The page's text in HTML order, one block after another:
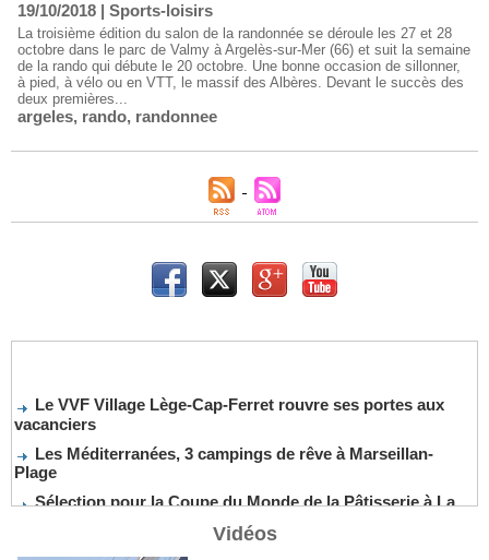
19/10/2018 | Sports-loisirs
La troisième édition du salon de la randonnée se déroule les 27 et 28
octobre dans le parc de Valmy à Argelès-sur-Mer (66) et suit la semaine
de la rando qui débute le 20 octobre. Une bonne occasion de sillonner,
à pied, à vélo ou en VTT, le massif des Albères. Devant le succès des
deux premières...
argeles, rando, randonnee
Le VVF Village Lège-Cap-Ferret rouvre ses portes aux
vacanciers
Les Méditerranées, 3 campings de rêve à Marseillan-
Plage
Sélection pour la Coupe du Monde de la Pâtisserie à La
De nouveaux cocktails, stars de l’été
Vidéos